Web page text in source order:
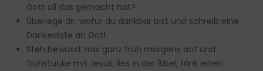
Gott all das gemacht hat?
Überlege dir, wofür du dankbar bist und schreib eine
Dankesliste an Gott.
Steh bewusst mal ganz früh morgens auf und
frühstücke mit Jesus, lies in der Bibel, trink einen